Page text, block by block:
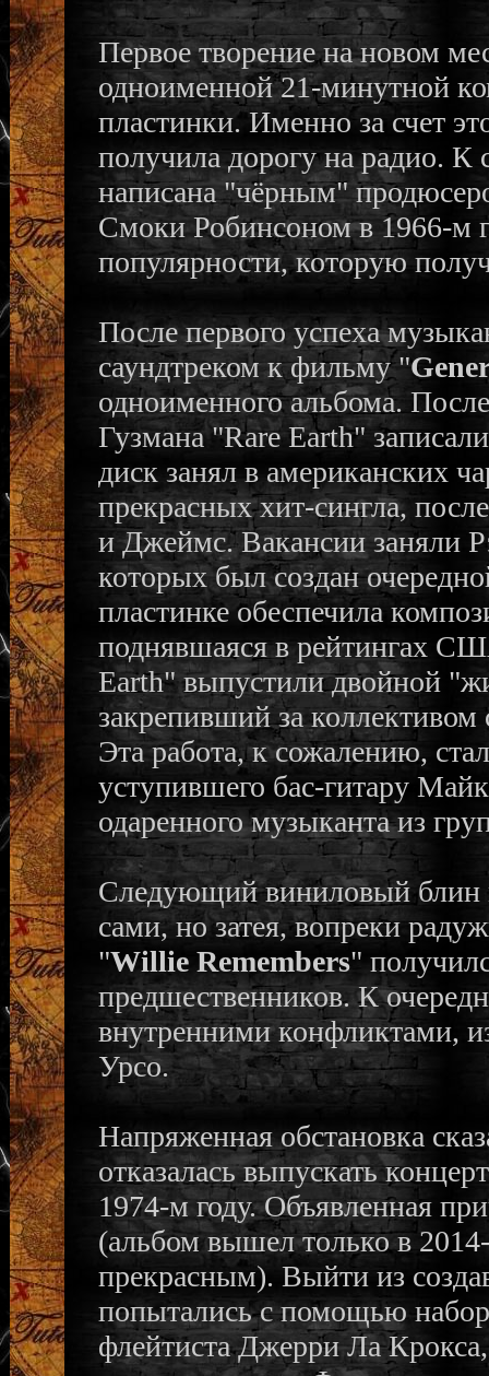
Первое творение на новом
одноименной 21-минутной
пластинки. Именно за счет
получила дорогу на радио. К
написана "чёрным"
Смоки Робинсоном в 1966-м
популярности, которую
После первого успеха
саундтреком к фильму "
одноименного альбома.
Гузмана "Rare Earth"
диск занял в американских
прекрасных хит-сингла,
и Джеймс. Вакансии заняли
которых был создан
пластинке обеспечила
поднявшаяся в рейтингах
Earth" выпустили двойной
закрепивший за
Эта работа, к сожалению,
уступившего бас-гитару
одаренного музыканта из
Следующий виниловый блин
сами, но затея, вопреки
"Willie Remembers"
предшественников. К
внутренними конфликтами,
Урсо.
Напряженная обстановка
отказалась выпускать
1974-м году. Объявленная
(альбом вышел только в
прекрасным). Выйти из
попытались с помощью
флейтиста Джерри Ла